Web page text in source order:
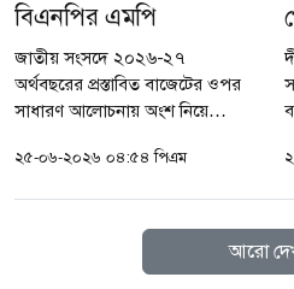
বিএনপির এমপি
জাতীয় সংসদে ২০২৬-২৭
অর্থবছরের প্রস্তাবিত বাজেটের ওপর
সাধারণ আলোচনায় অংশ নিয়ে
সমালোচনা করেছেন বিএনপির সংসদ
২৫-০৬-২০২৬ ০৪:৫৪ পিএম
আরো